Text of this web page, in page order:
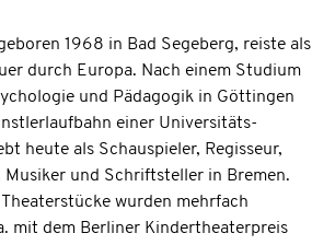
1968 in Bad Segeberg, reiste als
durch Europa. Nach einem Studium
und Pädagogik in Göttingen
einer Universitäts-
heute als Schauspieler, Regisseur,
Musiker und Schriftsteller in Bremen.
wurden mehrfach
mit dem Berliner Kindertheaterpreis